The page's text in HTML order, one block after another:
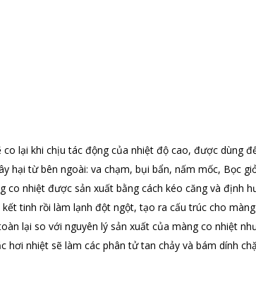
lại khi chịu tác động của nhiệt độ cao, được dùng
hại từ bên ngoài: va chạm, bụi bẩn, nấm mốc, Bọc
co nhiệt được sản xuất bằng cách kéo căng và định
tinh rồi làm lạnh đột ngột, tạo ra cấu trúc cho màng
lại so với nguyên lý sản xuất của màng co nhiệt
hơi nhiệt sẽ làm các phân tử tan chảy và bám dính